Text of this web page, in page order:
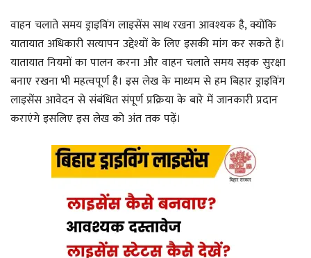
वाहन चलाते समय ड्राइविंग लाइसेंस साथ रखना आवश्यक है, क्योंकि
यातायात अधिकारी सत्यापन उद्देश्यों के लिए इसकी मांग कर सकते हैं।
यातायात नियमों का पालन करना और वाहन चलाते समय सड़क सुरक्षा
बनाए रखना भी महत्वपूर्ण है। इस लेख के माध्यम से हम बिहार ड्राइविंग
लाइसेंस आवेदन से संबंधित संपूर्ण प्रक्रिया के बारे में जानकारी प्रदान
कराएंगे इसलिए इस लेख को अंत तक पढ़ें।